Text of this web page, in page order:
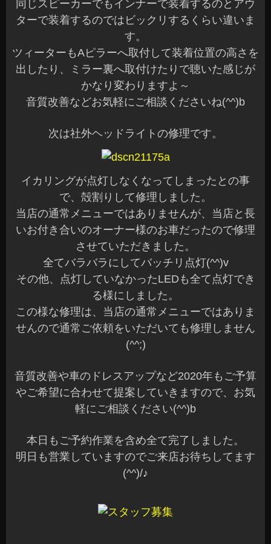
同じスピーカーでもインナーで装着するのとアウ
ターで装着するのではビックリするくらい違いま
す。
ツィーターもAピラーへ取付して装着位置の高さを
出したり、ミラー裏へ取付けたりで聴いた感じが
かなり変わりますよ～
音質改善などお気軽にご相談くださいね(^^)b
次は社外ヘッドライトの修理です。
イカリングが点灯しなくなってしまったとの事
で、殻割りして修理しました。
当店の通常メニューではありませんが、当店と長
いお付き合いのオーナー様のお車だったので修理
させていただきました。
全てバラバラにしてバッチリ点灯(^^)v
その他、点灯していなかったLEDも全て点灯でき
る様にしました。
この様な修理は、当店の通常メニューではありま
せんので通常ご依頼をいただいても修理しません
(^^;)
音質改善や車のドレスアップなど2020年もご予算
やご希望に合わせて提案していきますので、お気
軽にご相談ください(^^)b
本日もご予約作業を含め全て完了しました。
明日も営業していますのでご来店お待ちしてます
(^^)/♪